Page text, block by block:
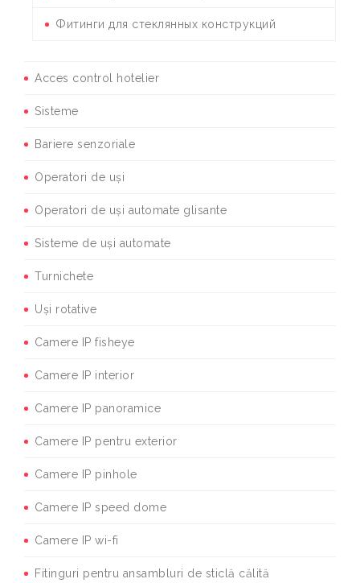
Фитинги для стеклянных конструкций
Acces control hotelier
Sisteme
Bariere senzoriale
Operatori de uși
Operatori de uși automate glisante
Sisteme de uși automate
Turnichete
Uși rotative
Camere IP fisheye
Camere IP interior
Camere IP panoramice
Camere IP pentru exterior
Camere IP pinhole
Camere IP speed dome
Camere IP wi-fi
Fitinguri pentru ansambluri de sticlă călită